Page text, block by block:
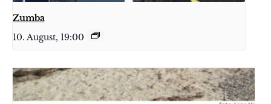
Zumba
10. August, 19:00